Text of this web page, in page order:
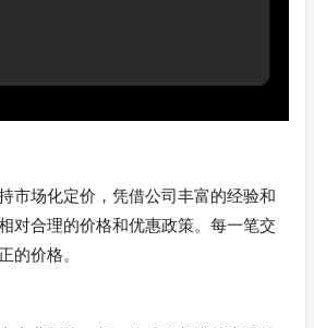
市场化定价，凭借公司丰富的经验和
对合理的价格和优惠政策。每一笔交
的价格。